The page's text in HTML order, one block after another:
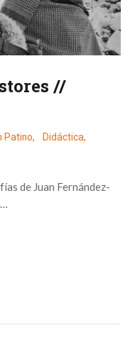
//
Patino, Didáctica,
de Juan Fernández-